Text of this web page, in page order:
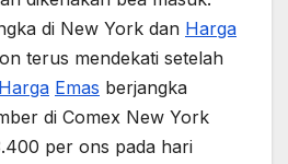
di New York dan Harga
terus mendekati setelah
Harga Emas berjangka
di Comex New York
per ons pada hari